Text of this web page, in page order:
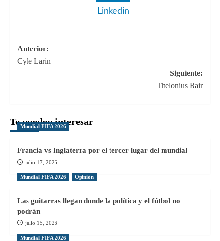
Linkedin
Navegación
de
Anterior:
Cyle Larin
Siguiente:
Thelonius Bair
Te pueden interesar
Mundial FIFA 2026
Francia vs Inglaterra por el tercer lugar del mundial
julio 17, 2026
Mundial FIFA 2026 Opinión
Las guitarras llegan donde la política y el fútbol no
podrán
julio 15, 2026
Mundial FIFA 2026